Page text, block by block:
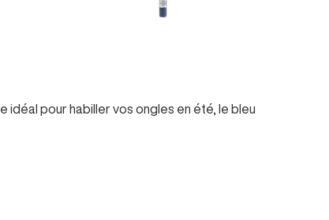
idéal pour habiller vos ongles en été, le bleu